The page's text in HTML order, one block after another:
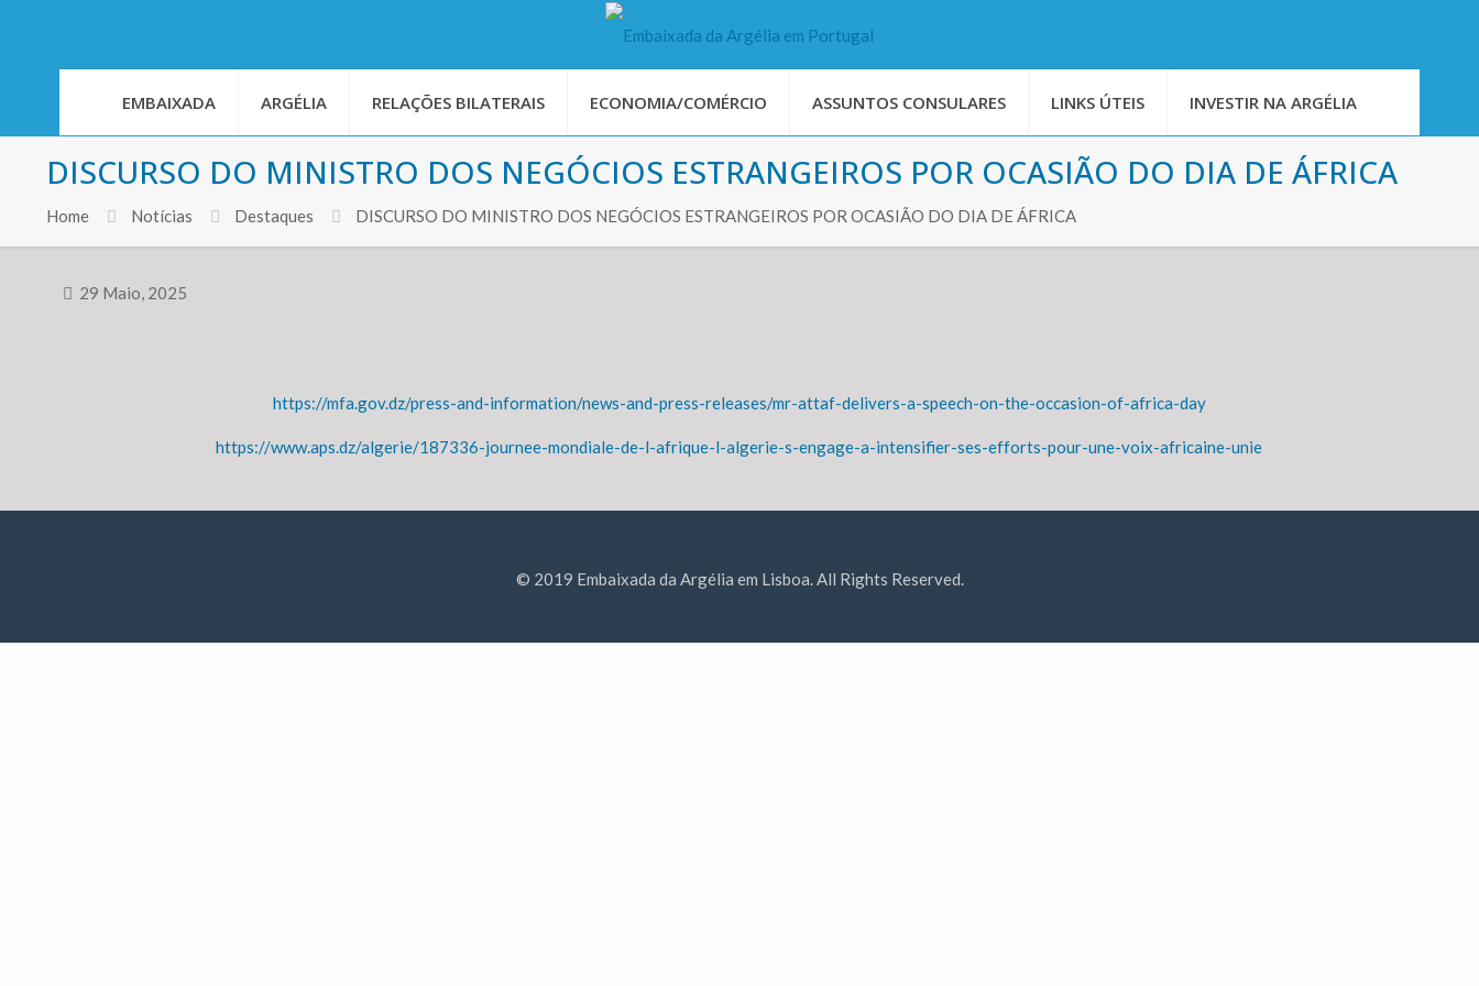
EMBAIXADA ARGÉLIA RELAÇÕES BILATERAIS ECONOMIA/COMÉRCIO ASSUNTOS CONSULARES LINKS ÚTEIS INVESTIR NA ARGÉLIA
DISCURSO DO MINISTRO DOS NEGÓCIOS ESTRANGEIROS POR OCASIÃO DO DIA DE ÁFRICA
Home Notícias Destaques DISCURSO DO MINISTRO DOS NEGÓCIOS ESTRANGEIROS POR OCASIÃO DO DIA DE ÁFRICA
29 Maio, 2025
https://mfa.gov.dz/press-and-information/news-and-press-releases/mr-attaf-delivers-a-speech-on-the-occasion-of-africa-day
https://www.aps.dz/algerie/187336-journee-mondiale-de-l-afrique-l-algerie-s-engage-a-intensifier-ses-efforts-pour-une-voix-africaine-unie
© 2019 Embaixada da Argélia em Lisboa. All Rights Reserved.